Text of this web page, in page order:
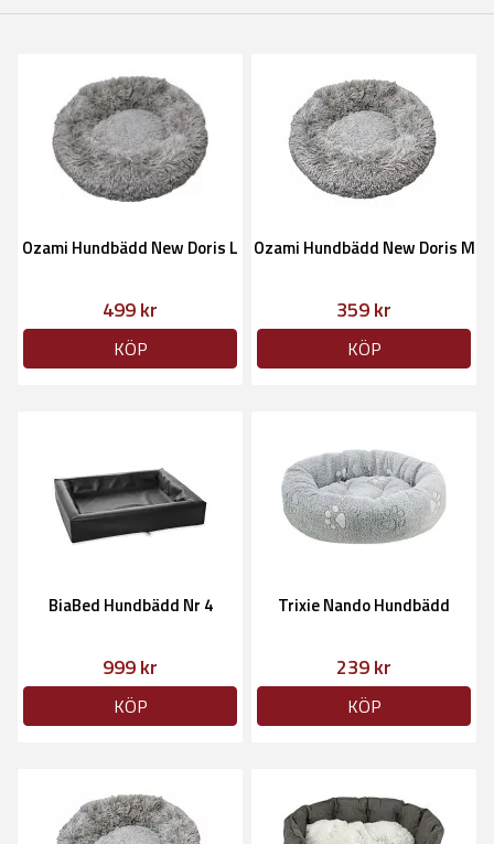
Ozami Hundbädd New Doris L
499 kr
KÖP
Ozami Hundbädd New Doris M
359 kr
KÖP
BiaBed Hundbädd Nr 4
999 kr
KÖP
Trixie Nando Hundbädd
239 kr
KÖP